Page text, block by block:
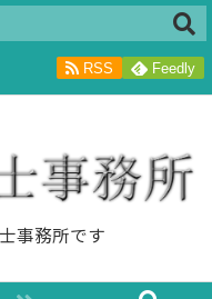
事務所です
RSS Feedly